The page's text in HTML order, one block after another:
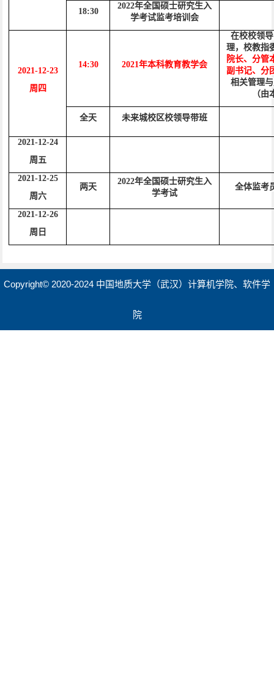
18:30
2022年全国硕士研究生入
学考试监考培训会
2021-12-23
周四
14:30 2021年本科教育教学会
在校校领
理，校教指
院长、分管
副书记、分
相关管理
（
全天 未来城校区校领导带班
2021-12-24
周五
2021-12-25
周六
两天
2022年全国硕士研究生入
学考试
全体监考
2021-12-26
周日
Copyright© 2020-2024 中国地质大学（武汉）计算机学院、软件学
院